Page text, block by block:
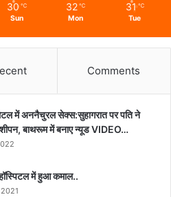
30 ℃
Sun
32 ℃
Mon
31 ℃
Tue
Comments
में अननैचुरल सेक्स:सुहागरात पर पति ने
बाथरूम में बनाए न्यूड VIDEO…
में हुआ कमाल..